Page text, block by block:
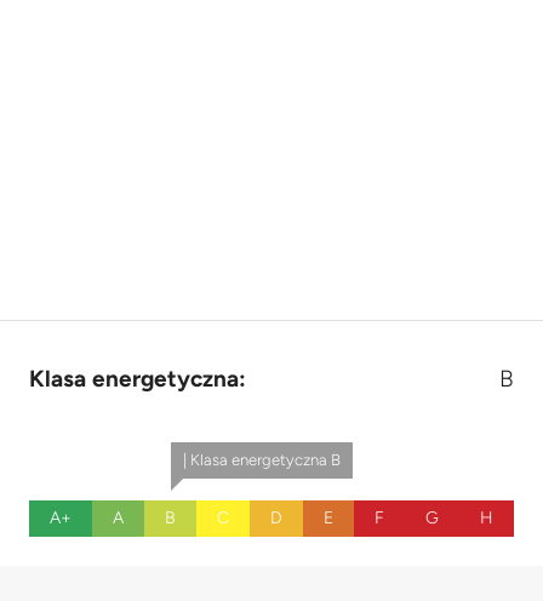
Klasa energetyczna: B
A+ A
| Klasa energetyczna B
B C D E F G H